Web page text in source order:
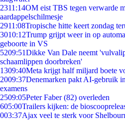
2311:14OM eist TBS tegen verwarde
aardappelschilmesje
2911:08Tropische hitte keert zondag
3010:12Trump grijpt weer in op
geboorte in VS
5209:51Dikke Van Dale neemt
schaamlippen doorbreken'
1309:40Meta krijgt half miljard boete
2009:37Denemarken pakt AI-gebruik
examens
2509:05Peter Faber (82) overleden
605:00Trailers kijken: de
003:37Ajax veel te sterk voor